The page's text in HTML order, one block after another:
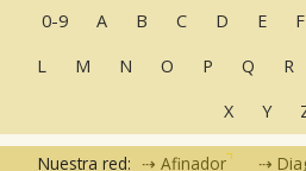
0-9 A B C D E F
L
M N O P Q R
X
Y
Nuestra red: Afinador